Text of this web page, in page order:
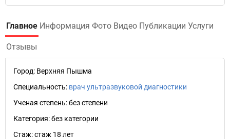
Главное Информация Фото Видео Публикации Услуги
Отзывы
Город: Верхняя Пышма
Специальность: врач ультразвуковой диагностики
Ученая степень:без степени
Категория:без категории
Стаж:стаж 18 лет